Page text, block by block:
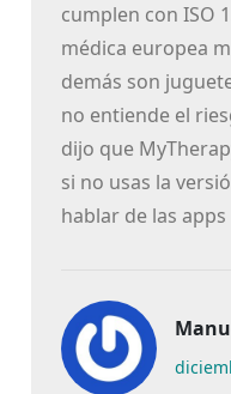
cumplen con ISO
médica europea
demás son
no entiende el
dijo que
si no usas la
hablar de las